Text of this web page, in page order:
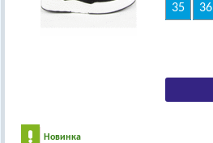
35 36
Новинка